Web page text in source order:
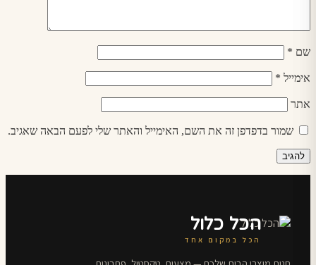
שם *
אימייל *
אתר
שמור בדפדפן זה את השם, האימייל והאתר שלי לפעם הבאה שאגיב.
הכל כלול
הכל במקום אחד